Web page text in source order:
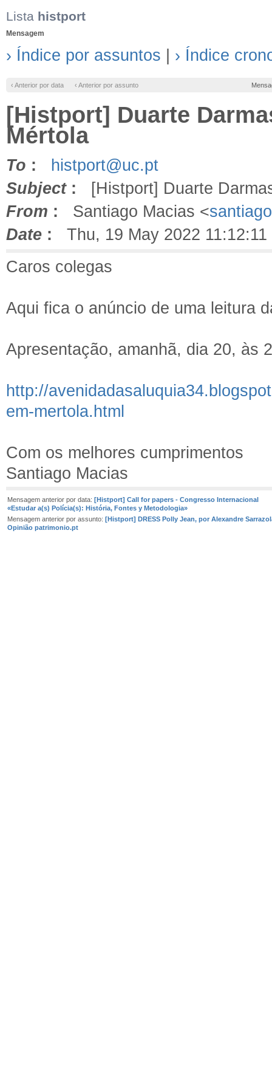
Lista histport
Mensagem
› Índice por assuntos › Índice
‹ Anterior por data ‹ Anterior por assunto
[Histport] Duarte
Mértola
To :
histport@uc.pt
Subject: [Histport] Duarte
From : Santiago Macias <
Date : Thu, 19 May 2022 11:12:11
Caros colegas
Aqui fica o anúncio de uma leitura
Apresentação, amanhã, dia 20, às
http://
em-mertola.html
Com os melhores cumprimentos
Santiago Macias
Mensagem anterior por data: [Histport] Call for papers - Congresso Internacional
«Estudar a(s) Polícia(s): História, Fontes y Metodologia»
Mensagem anterior por assunto: [Histport] DRESS Polly Jean, por Alexandre
Opinião patrimonio.pt